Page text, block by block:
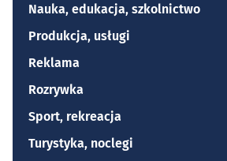
Nauka, edukacja, szkolnictwo
Produkcja, usługi
Reklama
Rozrywka
Sport, rekreacja
Turystyka, noclegi